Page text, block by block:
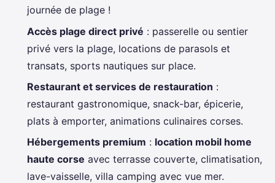
journée de plage !
Accès plage direct privé : passerelle ou sentier
privé vers la plage, locations de parasols et
transats, sports nautiques sur place.
Restaurant et services de restauration :
restaurant gastronomique, snack-bar, épicerie,
plats à emporter, animations culinaires corses.
Hébergements premium : location mobil home
haute corse avec terrasse couverte, climatisation,
lave-vaisselle, villa camping avec vue mer.